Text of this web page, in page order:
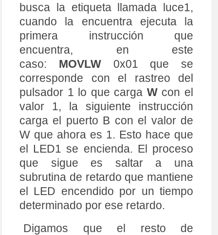
busca la etiqueta llamada luce1,
cuando la encuentra ejecuta la
primera instrucción que
encuentra, en este
caso: MOVLW0x01 que se
corresponde con el rastreo del
pulsador 1 lo que carga Wcon el
valor 1, la siguiente instrucción
carga el puerto B con el valor de
W que ahora es 1. Esto hace que
el LED1 se encienda. El proceso
que sigue es saltar a una
subrutina de retardo que mantiene
el LED encendido por un tiempo
determinado por ese retardo.
Digamos que el resto de